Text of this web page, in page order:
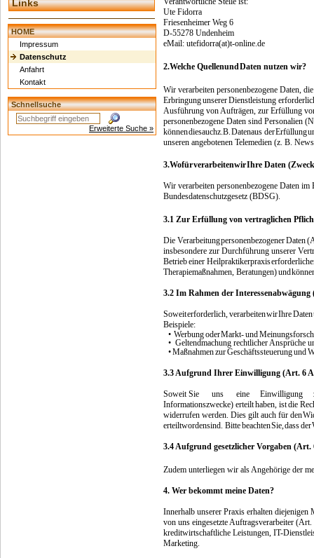
Links
HOME
Impressum
Datenschutz
Anfahrt
Kontakt
Schnellsuche
Erweiterte Suche »
Ute Fidorra
Friesenheimer Weg 6
D-55278 Undenheim
eMail: utefidorra(at)t-online.de
2.Welche QuellenundDaten nutzen wir?
Wir verarbeiten personenbezogene Daten,
ErbringungunsererDienstleistung
Ausführung von Aufträgen, zur Erfüllung
personenbezogene Daten sind Personalien
könnendiesauchz.B. Datenaus derErfüllung
unseren angebotenen Telemedien (z. B.
3.WofürverarbeitenwirIhre Daten
Wir verarbeiten personenbezogene Daten
Bundesdatenschutzgesetz (BDSG).
3.1 Zur Erfüllung von vertraglichen
Die VerarbeitungpersonenbezogenerDaten
insbesondere zur Durchführung unserer
Betriebeiner Heilpraktikerpraxis
Therapiemaßnahmen, Beratungen)und
3.2 Im Rahmen der
Soweiterforderlich, verarbeitenwirIhreDaten
Beispiele:
• WerbungoderMarkt-und
• Geltendmachung rechtlicher Ansprüche
•MaßnahmenzurGeschäftssteuerungund
3.3 Aufgrund Ihrer Einwilligung (Art. 6
Soweit Sie uns eine Einwilligung
Informationszwecke) erteilthaben, istdie
widerrufen werden. Dies gilt auch für den
erteiltwordensind. BittebeachtenSie, dassder
3.4 Aufgrund gesetzlicher Vorgaben
Zudem unterliegen wir als Angehörige der
4. Wer bekommt meine Daten?
Innerhalb unserer Praxis erhalten
von uns eingesetzte Auftragsverarbeiter
kreditwirtschaftliche Leistungen, IT-
Marketing.